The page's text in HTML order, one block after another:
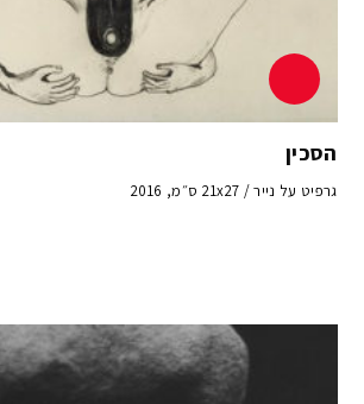
הסכין
גרפיט על נייר / 21x27 ס״מ, 2016